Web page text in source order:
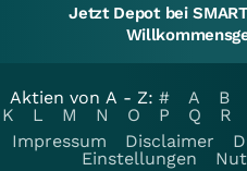
Jetzt Depot bei
Aktien von A - Z: # A B
K
L M N O P Q R
Impressum
Disclaimer
Einstellungen